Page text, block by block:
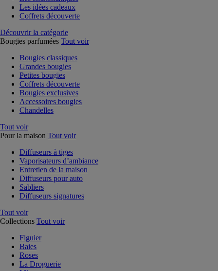
Les idées cadeaux
Coffrets découverte
Découvrir la catégorie
Bougies parfumées Tout voir
Bougies classiques
Grandes bougies
Petites bougies
Coffrets découverte
Bougies exclusives
Accessoires bougies
Chandelles
Tout voir
Pour la maison Tout voir
Diffuseurs à tiges
Vaporisateurs d’ambiance
Entretien de la maison
Diffuseurs pour auto
Sabliers
Diffuseurs signatures
Tout voir
Collections Tout voir
Figuier
Baies
Roses
La Droguerie